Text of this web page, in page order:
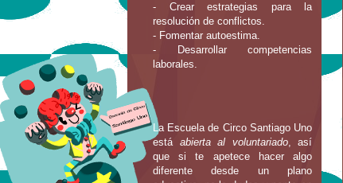
- Crear estrategias para la
resolución de conflictos.
- Fomentar autoestima.
- Desarrollar competencias
laborales.
La Escuela de Circo Santiago Uno
está abierta al voluntariado, así
que si te apetece hacer algo
diferente desde un plano